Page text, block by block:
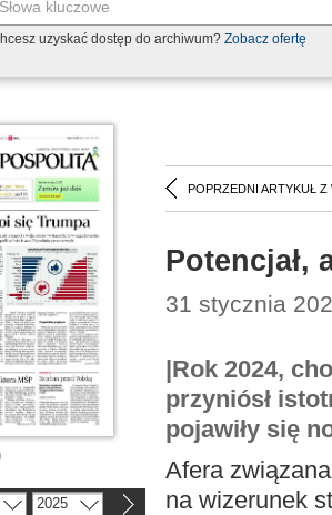
uzyskać dostęp do archiwum? Zobacz ofertę
POPRZEDNI ARTYKUŁ Z
Potencjał,
31 stycznia
|Rok 2024,
przyniósł
pojawiły się
Afera
na wizerunek
2025